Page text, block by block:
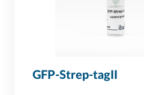
GFP-Strep-tagII